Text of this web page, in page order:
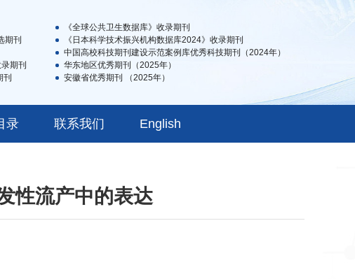
期刊
期刊
刊
《全球公共卫生数据库》收录期刊
《日本科学技术振兴机构数据库2024》收录期刊
中国高校科技期刊建设示范案例库优秀科技期刊（2024年）
华东地区优秀期刊（2025年）
安徽省优秀期刊 （2025年）
录 联系我们 English
性流产中的表达